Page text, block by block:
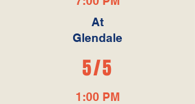
At
Glendale
5/5
1:00 PM